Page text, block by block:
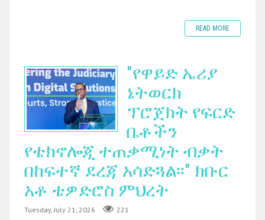
READ MORE
"የዋይድ ኤሪያ
ኔትወርክ
ፕሮጀክት የፍርድ
ቤቶችን
የቴክኖሎጂ ተጠቃሚነት ብቃት
በከፍተኛ ደረጃ አሳድጓል፡፡" ክቡር
አቶ ቴዎድሮስ ምህረት
Tuesday, July 21, 2026 221